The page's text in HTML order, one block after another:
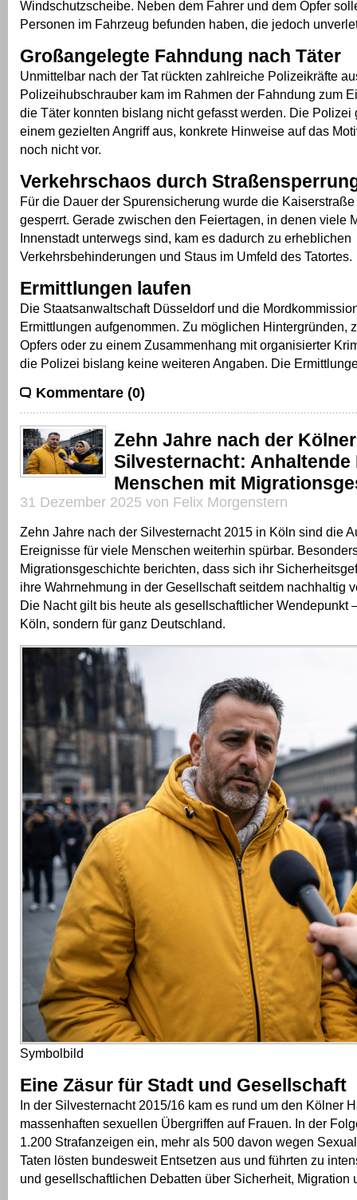
Windschutzscheibe. Neben dem Fahrer und dem Opfer
Personen im Fahrzeug befunden haben, die jedoch
Großangelegte Fahndung nach Täter
Unmittelbar nach der Tat rückten zahlreiche Polizeikräfte
Polizeihubschrauber kam im Rahmen der Fahndung zum
die Täter konnten bislang nicht gefasst werden. Die Polizei
einem gezielten Angriff aus, konkrete Hinweise auf das
noch nicht vor.
Verkehrschaos durch
Für die Dauer der Spurensicherung wurde die
gesperrt. Gerade zwischen den Feiertagen, in denen viele
Innenstadt unterwegs sind, kam es dadurch zu erheblichen
Verkehrsbehinderungen und Staus im Umfeld des Tatortes.
Ermittlungen laufen
Die Staatsanwaltschaft Düsseldorf und die
Ermittlungen aufgenommen. Zu möglichen Hintergründen,
Opfers oder zu einem Zusammenhang mit organisierter
die Polizei bislang keine weiteren Angaben. Die
Kommentare (0)
Zehn Jahre nach der Kölner
Silvesternacht: Anhaltende
Menschen mit
31 Dezember 2025 von Felix Morgenstern
Zehn Jahre nach der Silvesternacht 2015 in Köln sind die
Ereignisse für viele Menschen weiterhin spürbar.
Migrationsgeschichte berichten, dass sich ihr
ihre Wahrnehmung in der Gesellschaft seitdem nachhaltig
Die Nacht gilt bis heute als gesellschaftlicher Wendepunkt
Köln, sondern für ganz Deutschland.
Symbolbild
Eine Zäsur für Stadt und Gesellschaft
In der Silvesternacht 2015/16 kam es rund um den Kölner
massenhaften sexuellen Übergriffen auf Frauen. In der
1.200 Strafanzeigen ein, mehr als 500 davon wegen
Taten lösten bundesweit Entsetzen aus und führten zu
und gesellschaftlichen Debatten über Sicherheit, Migration